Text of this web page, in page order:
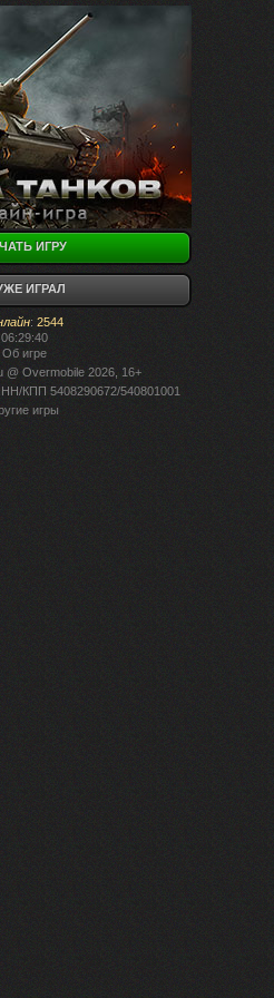
ИГРУ
ИГРАЛ
: 2544
06:29:40
Об игре
@ Overmobile 2026, 16+
КПП 5408290672/540801001
игры